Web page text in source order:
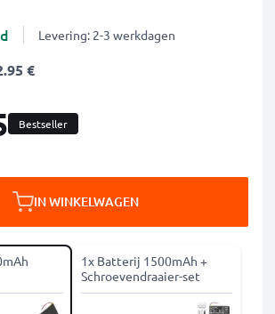
Levering: 2-3 werkdagen
€
Bestseller
IN WINKELWAGEN
1x Batterij 1500mAh +
Schroevendraaier-set